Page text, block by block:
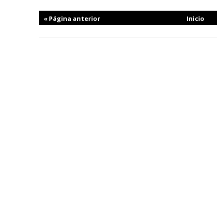
« Página anterior Inicio